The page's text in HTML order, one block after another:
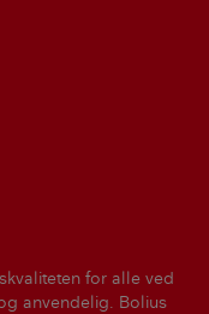
for alle ved
anvendelig. Bolius